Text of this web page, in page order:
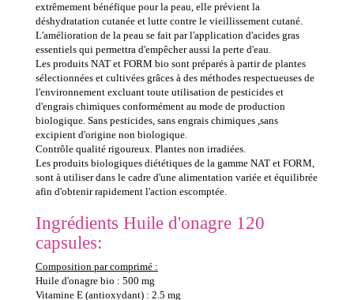
extrêmement bénéfique pour la peau, elle prévient la
déshydratation cutanée et lutte contre le vieillissement cutané.
L'amélioration de la peau se fait par l'application d'acides gras
essentiels qui permettra d'empêcher aussi la perte d'eau.
Les produits NAT et FORM bio sont préparés à partir de plantes
sélectionnées et cultivées grâces à des méthodes respectueuses de
l'environnement excluant toute utilisation de pesticides et
d'engrais chimiques conformément au mode de production
biologique. Sans pesticides, sans engrais chimiques ,sans
excipient d'origine non biologique.
Contrôle qualité rigoureux. Plantes non irradiées.
Les produits biologiques diététiques de la gamme NAT et FORM,
sont à utiliser dans le cadre d'une alimentation variée et équilibrée
afin d'obtenir rapidement l'action escomptée.
Ingrédients Huile d'onagre 120
capsules:
Composition par comprimé :
Huile d'onagre bio : 500 mg
Vitamine E (antioxydant) : 2.5 mg